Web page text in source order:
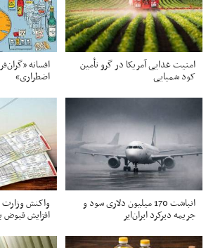
امنیت غذایی آمریکا در گرو تأمین
کود شمیایی
افسانه
اضطراری»
انباشت 170 میلیون دلاری سود و
جریمه دیرکرد ایران‌ایر
واکنش وزارت
افزایش قبوض